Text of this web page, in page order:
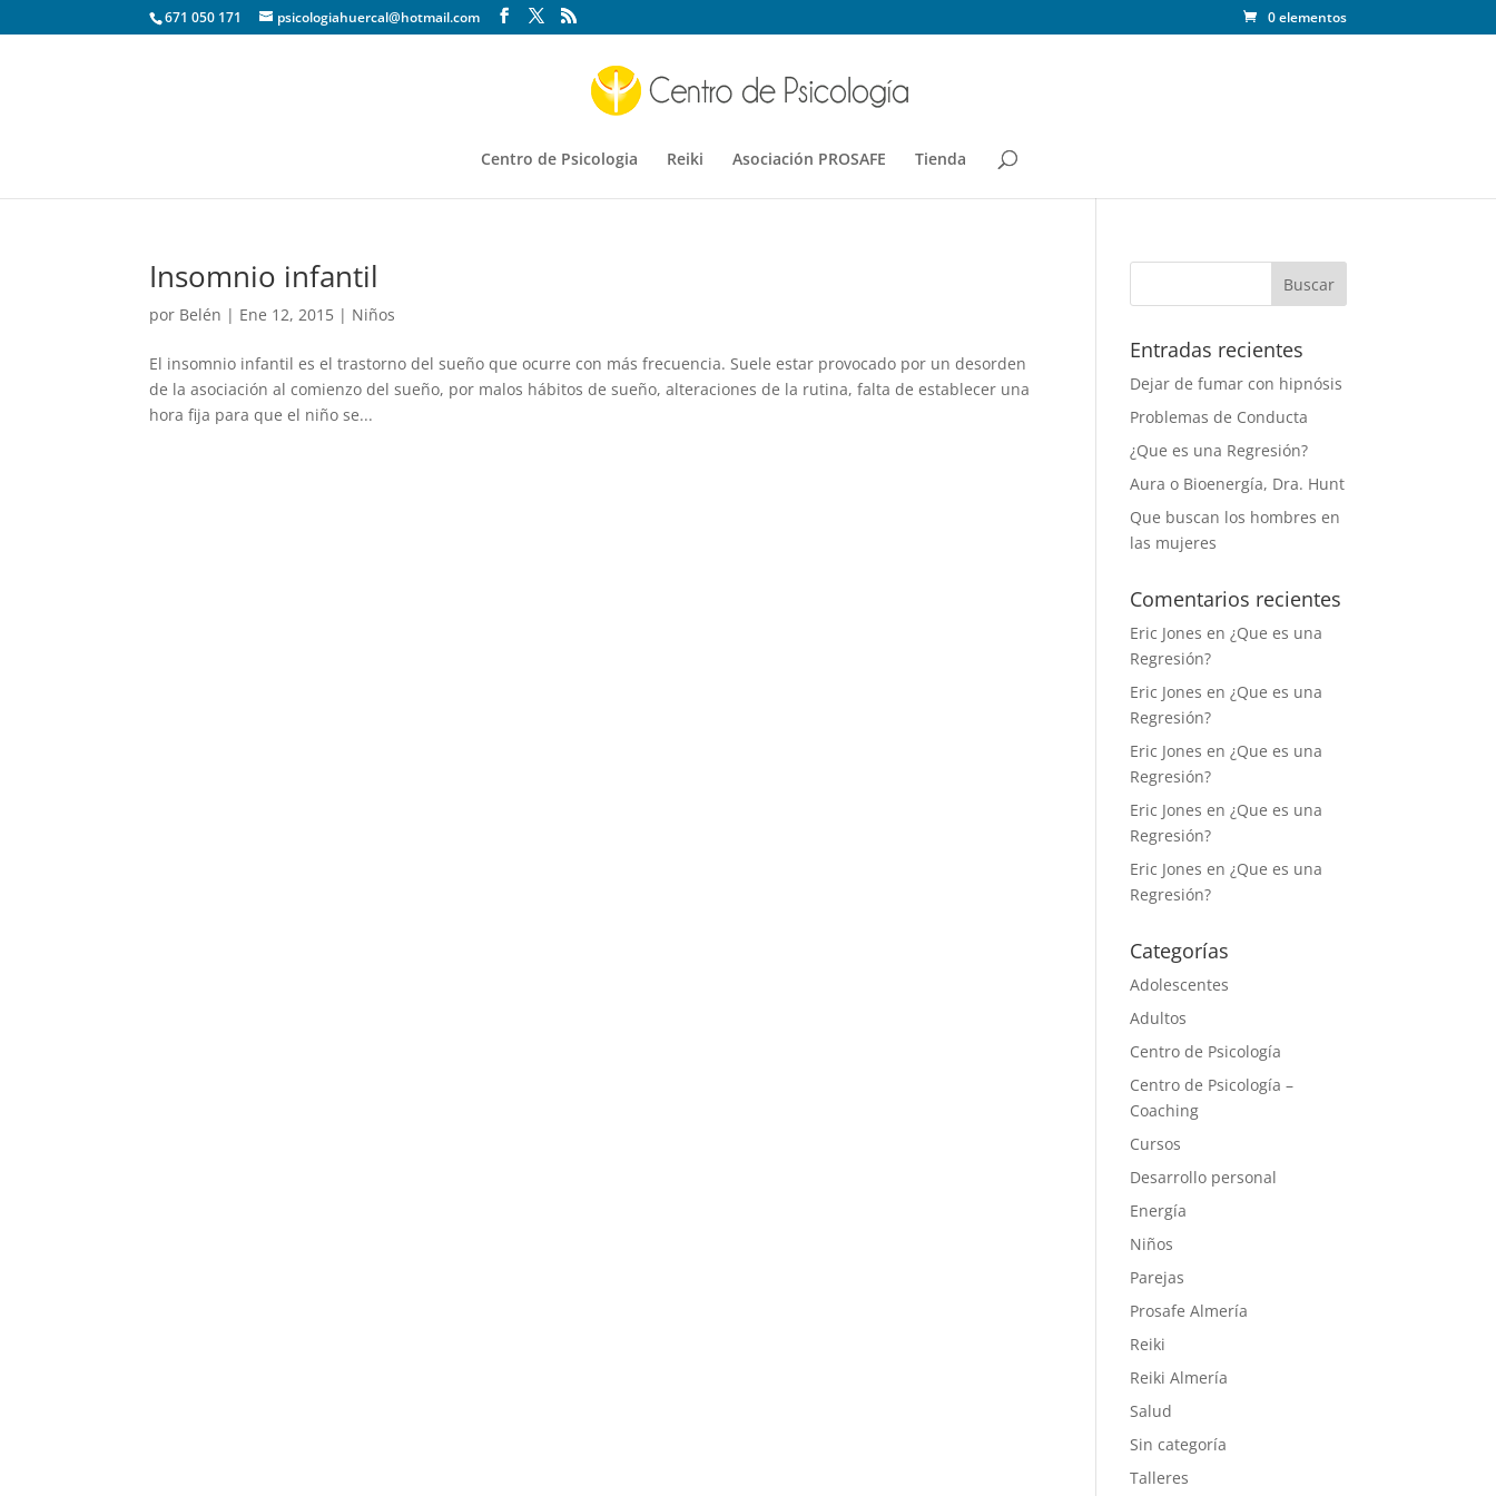
671 050 171 psicologiahuercal@hotmail.com 0 elementos
Centro de Psicologia Reiki Asociación PROSAFE Tienda
Insomnio infantil
por Belén | Ene 12, 2015 | Niños
El insomnio infantil es el trastorno del sueño que ocurre con más frecuencia. Suele estar provocado por un desorden
de la asociación al comienzo del sueño, por malos hábitos de sueño, alteraciones de la rutina, falta de establecer una
hora fija para que el niño se...
Entradas recientes
Dejar de fumar con hipnósis
Problemas de Conducta
¿Que es una Regresión?
Aura o Bioenergía, Dra. Hunt
Que buscan los hombres en
las mujeres
Comentarios recientes
Eric Jones en¿Que es una
Regresión?
Eric Jones en¿Que es una
Regresión?
Eric Jones en¿Que es una
Regresión?
Eric Jones en¿Que es una
Regresión?
Eric Jones en¿Que es una
Regresión?
Categorías
Adolescentes
Adultos
Centro de Psicología
Centro de Psicología –
Coaching
Cursos
Desarrollo personal
Energía
Niños
Parejas
Prosafe Almería
Reiki
Reiki Almería
Salud
Sin categoría
Talleres